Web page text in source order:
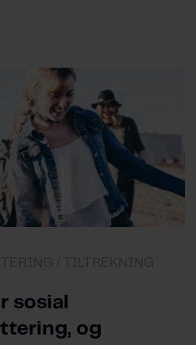
sosial
og